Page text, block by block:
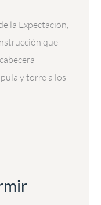
la Expectación,
que
y torre a los